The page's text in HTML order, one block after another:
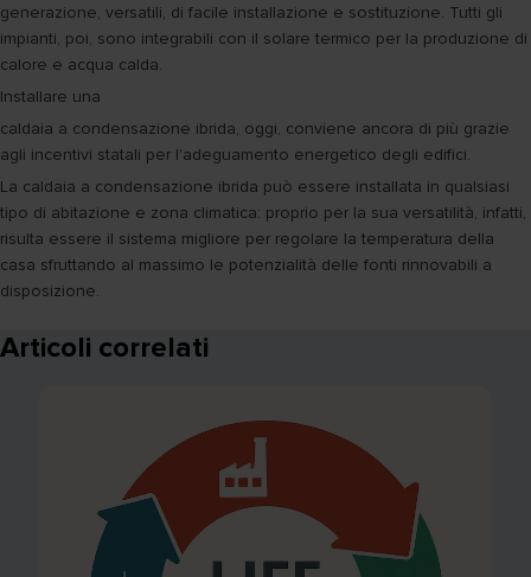
generazione, versatili, di facile installazione e sostituzione. Tutti gli
impianti, poi, sono integrabili con il solare termico per la produzione di
calore e acqua calda.
Installare una
caldaia a condensazione ibrida, oggi, conviene ancora di più grazie
agli incentivi statali per l'adeguamento energetico degli edifici.
La caldaia a condensazione ibrida può essere installata in qualsiasi
tipo di abitazione e zona climatica: proprio per la sua versatilità, infatti,
risulta essere il sistema migliore per regolare la temperatura della
casa sfruttando al massimo le potenzialità delle fonti rinnovabili a
disposizione.
Articoli correlati